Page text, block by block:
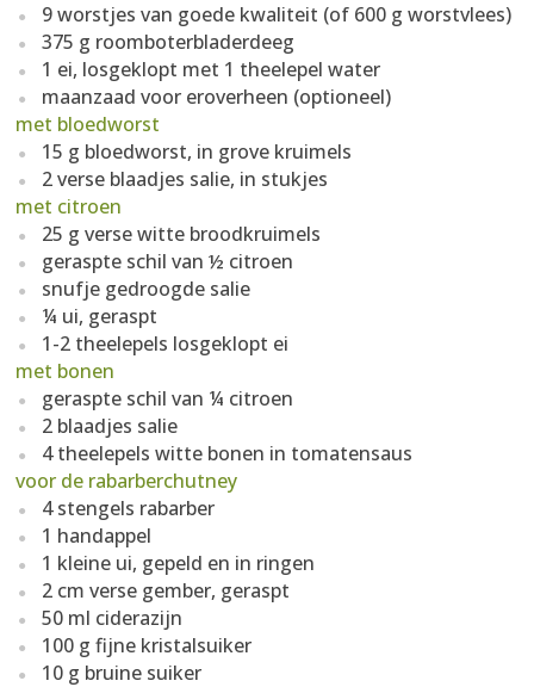
9 worstjes van goede kwaliteit (of 600 g worstvlees)
375 g roomboterbladerdeeg
1 ei, losgeklopt met 1 theelepel water
maanzaad voor eroverheen (optioneel)
met bloedworst
15 g bloedworst, in grove kruimels
2 verse blaadjes salie, in stukjes
met citroen
25 g verse witte broodkruimels
geraspte schil van ½ citroen
snufje gedroogde salie
¼ ui, geraspt
1-2 theelepels losgeklopt ei
met bonen
geraspte schil van ¼ citroen
2 blaadjes salie
4 theelepels witte bonen in tomatensaus
voor de rabarberchutney
4 stengels rabarber
1 handappel
1 kleine ui, gepeld en in ringen
2 cm verse gember, geraspt
50 ml ciderazijn
100 g fijne kristalsuiker
10 g bruine suiker